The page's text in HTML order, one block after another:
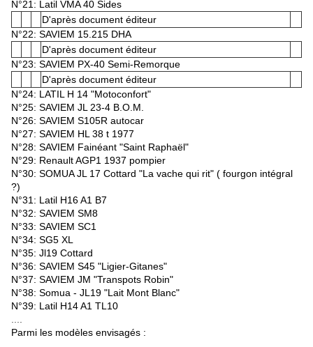
N°21: Latil VMA 40 Sides
D'après document éditeur
N°22: SAVIEM 15.215 DHA
D'après document éditeur
N°23: SAVIEM PX-40 Semi-Remorque
D'après document éditeur
N°24: LATIL H 14 "Motoconfort"
N°25: SAVIEM JL 23-4 B.O.M.
N°26: SAVIEM S105R autocar
N°27: SAVIEM HL 38 t 1977
N°28: SAVIEM Fainéant "Saint Raphaël"
N°29: Renault AGP1 1937 pompier
N°30: SOMUA JL 17 Cottard "La vache qui rit" ( fourgon intégral
?)
N°31: Latil H16 A1 B7
N°32: SAVIEM SM8
N°33: SAVIEM SC1
N°34: SG5 XL
N°35: Jl19 Cottard
N°36: SAVIEM S45 "Ligier-Gitanes"
N°37: SAVIEM JM "Transpots Robin"
N°38: Somua - JL19 "Lait Mont Blanc"
N°39: Latil H14 A1 TL10
Parmi les modèles envisagés :